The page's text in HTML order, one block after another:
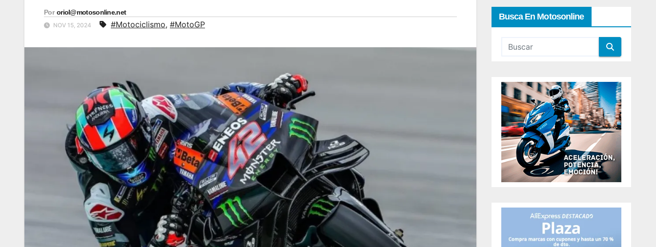
Por oriol@motosonline.net
NOV 15, 2024 #Motociclismo, #MotoGP
Busca En Motosonline